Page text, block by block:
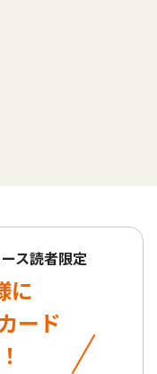
ス読者限定
に
ード